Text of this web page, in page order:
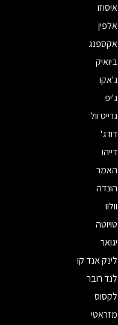
איסוזו
אלפין
אקספנג
ביואיק
ג'אקו
ג'יפ
גרייט וול
דודג'
דייהו
האמר
הונדה
וולוו
טויוטה
יגואר
לינק אנד קו
לנד רובר
לקסוס
מזראטי